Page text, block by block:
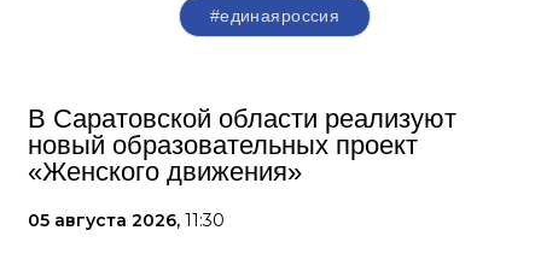
#единаяроссия
В Саратовской области реализуют
новый образовательных проект
«Женского движения»
05 августа 2026, 11:30